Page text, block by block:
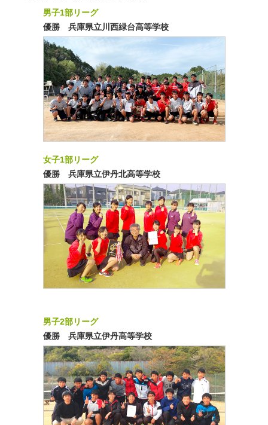
男子1部リーグ
優勝 兵庫県立川西緑台高等学校
女子1部リーグ
優勝 兵庫県立伊丹北高等学校
男子2部リーグ
優勝 兵庫県立伊丹高等学校